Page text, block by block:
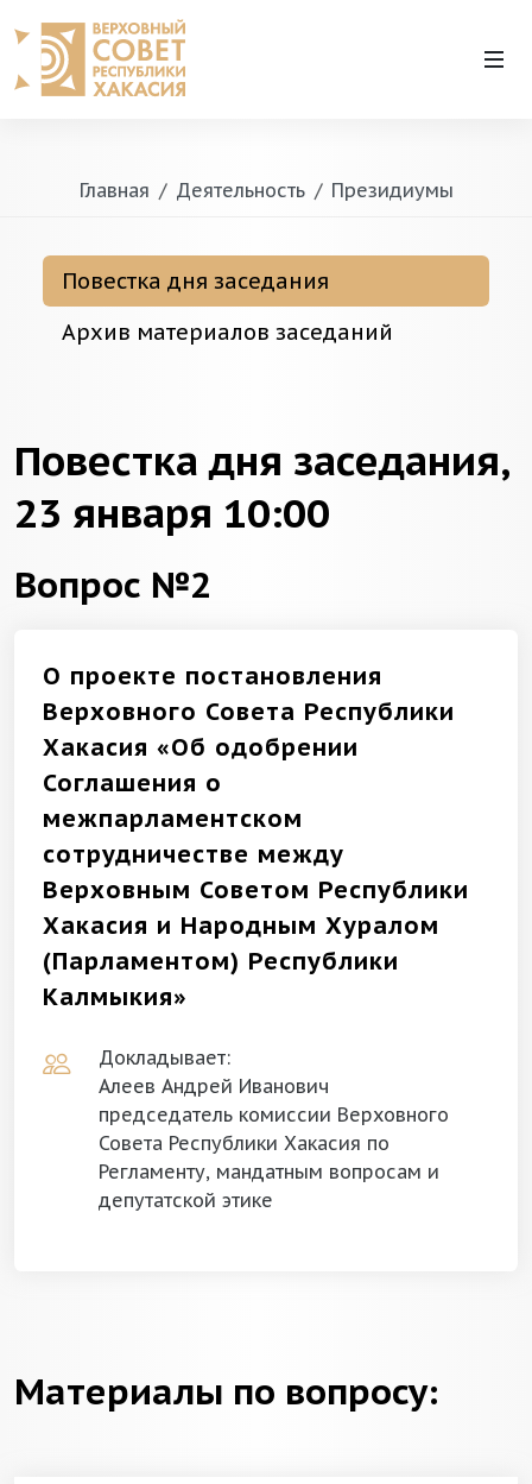
Главная Деятельность Президиумы
Повестка дня заседания
Архив материалов заседаний
Повестка дня заседания,
23 января 10:00
Вопрос №2
О проекте постановления
Верховного Совета Республики
Хакасия «Об одобрении
Соглашения о
межпарламентском
сотрудничестве между
Верховным Советом Республики
Хакасия и Народным Хуралом
(Парламентом) Республики
Калмыкия»
Докладывает:
Алеев Андрей Иванович
председатель комиссии Верховного
Совета Республики Хакасия по
Регламенту, мандатным вопросам и
депутатской этике
Материалы по вопросу: